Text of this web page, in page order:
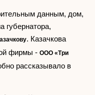
данным, дом,
губернатора,
. Казачкова
фирмы - ООО «Три
рассказывало в